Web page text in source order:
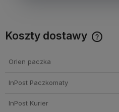
Koszty dostawy
Orlen paczka
InPost Paczkomaty
InPost Kurier